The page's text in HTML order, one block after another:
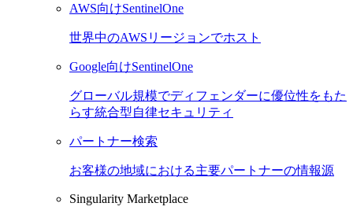
AWS向けSentinelOne
世界中のAWSリージョンでホスト
Google向けSentinelOne
グローバル規模でディフェンダーに優位性をもた
らす統合型自律セキュリティ
パートナー検索
お客様の地域における主要パートナーの情報源
Singularity Marketplace